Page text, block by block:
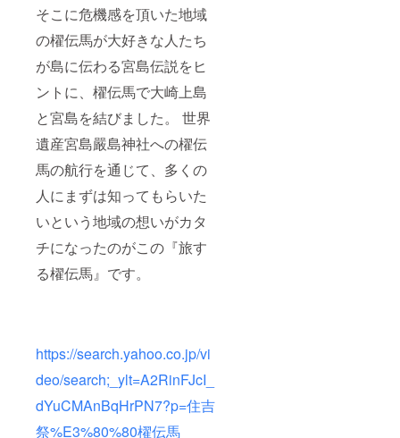
そこに危機感を頂いた地域
の櫂伝馬が大好きな人たち
が島に伝わる宮島伝説をヒ
ントに、櫂伝馬で大崎上島
と宮島を結びました。 世界
遺産宮島嚴島神社への櫂伝
馬の航行を通じて、多くの
人にまずは知ってもらいた
いという地域の想いがカタ
チになったのがこの『旅す
る櫂伝馬』です。
https://search.yahoo.co.jp/vi
deo/search;_ylt=A2RinFJcI_
dYuCMAnBqHrPN7?p=住吉
祭%E3%80%80櫂伝馬